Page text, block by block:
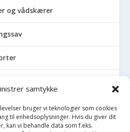
samtykke
bruger vi teknologier som cookies
til enhedsoplysninger. Hvis du giver dit
kan vi behandle data som f.eks.
og vådskærer
rundsave